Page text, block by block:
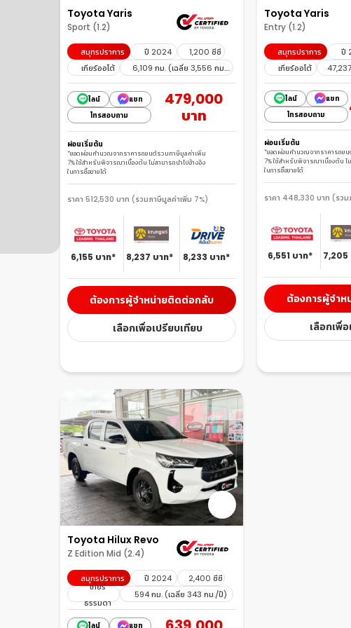
Toyota Yaris
Sport (1.2)
สมุทรปราการ ปี 2024
1,200 ซีซี
เกียร์ออโต้
6,109 กม. (เฉลี่ย 3,556 กม./
ปี)
ไลน์
แชท
โทรสอบถาม
479,000
บาท
ผ่อนเริ่มต้น
*ยอดผ่อนคำนวณจากราคารถยนต์รวมภาษีมูลค่าเพิ่ม
7% ใช้สำหรับพิจารณาเบื้องต้น ไม่สามารถนำไปอ้างอิง
ในการซื้อขายได้
ราคา 512,530 บาท (รวมภาษีมูลค่าเพิ่ม 7%)
6,155 บาท* 8,237 บาท* 8,233 บาท*
ต้องการผู้จำหน่ายติดต่อกลับ
เลือกเพื่อเปรียบเทียบ
Toyota Yaris
Entry (1.2)
สมุทรปราการ
ปี
เกียร์ออโต้
ไลน์
แชท
โทรสอบถาม
ผ่อนเริ่มต้น
*ยอดผ่อนคำนวณจากราคารถย
7% ใช้สำหรับพิจารณาเบื้องต้น ไ
ในการซื้อขายได้
ราคา 448,330 บาท (รวม
6,551 บาท* 7,205
ต้องการผู้จำ
เลือกเพื่
Toyota Hilux Revo
Z Edition Mid (2.4)
สมุทรปราการ ปี 2024 2,400 ซีซี
เกียร์
ธรรมดา
594 กม. (เฉลี่ย 343 กม./ปี)
ไลน์ แชท